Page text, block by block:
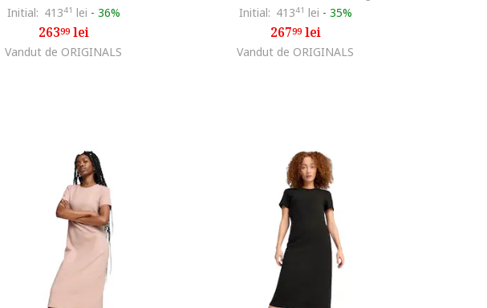
Initial: 41341 lei - 36%
26399lei
Vandut de ORIGINALS
Initial: 41341 lei - 35%
26799lei
Vandut de ORIGINALS